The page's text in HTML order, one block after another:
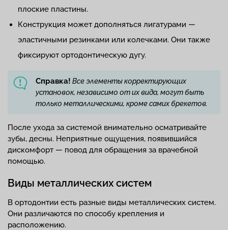
плоские пластины.
Конструкция может дополняться лигатурами —
эластичными резинками или колечками. Они также
фиксируют ортодонтическую дугу.
Справка! Все элементы корректирующих
установок, независимо от их вида, могут быть
только металлическими, кроме самих брекетов.
После ухода за системой внимательно осматривайте
зубы, десны. Неприятные ощущения, появившийся
дискомфорт — повод для обращения за врачебной
помощью.
Виды металлических систем
В ортодонтии есть разные виды металлических систем.
Они различаются по способу крепления и
расположению.